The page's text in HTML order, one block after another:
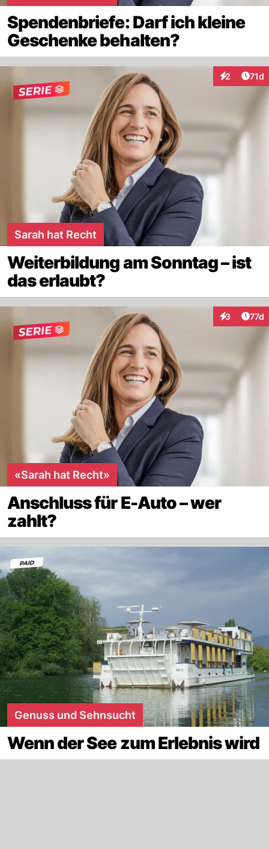
Spendenbriefe: Darf ich kleine
Geschenke behalten?
2 71d
Sarah hat Recht
Weiterbildung am Sonntag – ist
das erlaubt?
3 77d
«Sarah hat Recht»
Anschluss für E-Auto – wer
zahlt?
Genuss und Sehnsucht
Wenn der See zum Erlebnis wird